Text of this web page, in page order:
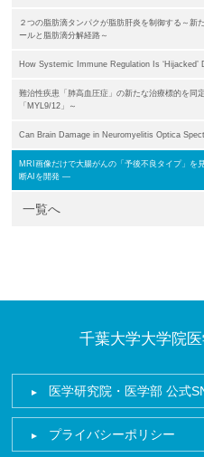
２つの脂肪滴タンパクが脂肪肝炎を制御する～新
ールと脂肪滴分解経路～
How Systemic Immune Regulation Is ‘Hijacked’
難治性疾患「肺高血圧症」の新たな治療標的を
「MYL9/12」～
Can Brain Damage in Neuromyelitis Optica
MRI画像だけで大腸がんの「予後不良タイプ」
断AIを開発 ―
一覧へ
千葉大学大学院
医学研究院・医学部 公式
プライバシーポリシー